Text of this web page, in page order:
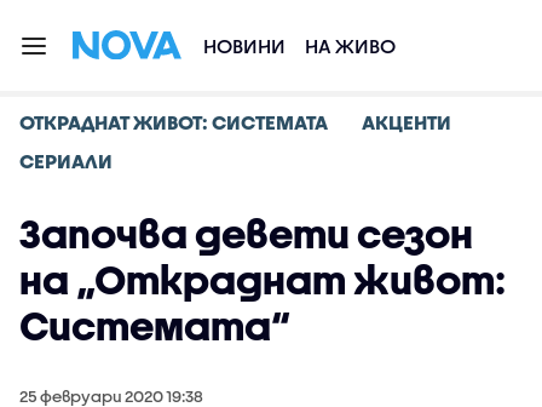
НОВИНИ НА ЖИВО
ОТКРАДНАТ ЖИВОТ: СИСТЕМАТА
АКЦЕНТИ
СЕРИАЛИ
Започва девети сезон
на „Откраднат живот:
Системата“
25 февруари 2020 19:38